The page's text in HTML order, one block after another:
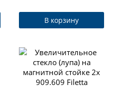
В корзину